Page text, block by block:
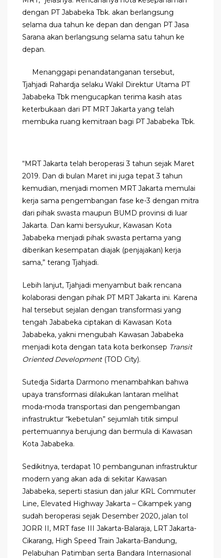
dengan PT Jababeka Tbk. akan berlangsung
selama dua tahun ke depan dan dengan PT Jasa
Sarana akan berlangsung selama satu tahun ke
depan.
Menanggapi penandatanganan tersebut,
Tjahjadi Rahardja selaku Wakil Direktur Utama PT
Jababeka Tbk mengucapkan terima kasih atas
keterbukaan dari PT MRT Jakarta yang telah
membuka ruang kemitraan bagi PT Jababeka Tbk.
“MRT Jakarta telah beroperasi 3 tahun sejak Maret
2019. Dan di bulan Maret ini juga tepat 3 tahun
kemudian, menjadi momen MRT Jakarta memulai
kerja sama pengembangan fase ke-3 dengan mitra
dari pihak swasta maupun BUMD provinsi di luar
Jakarta. Dan kami bersyukur, Kawasan Kota
Jababeka menjadi pihak swasta pertama yang
diberikan kesempatan diajak (penjajakan) kerja
sama,” terang Tjahjadi.
Lebih lanjut, Tjahjadi menyambut baik rencana
kolaborasi dengan pihak PT MRT Jakarta ini. Karena
hal tersebut sejalan dengan transformasi yang
tengah Jababeka ciptakan di Kawasan Kota
Jababeka, yakni mengubah Kawasan Jababeka
menjadi kota dengan tata kota berkonsep Transit
Oriented Development(TOD City).
Sutedja Sidarta Darmono menambahkan bahwa
upaya transformasi dilakukan lantaran melihat
moda-moda transportasi dan pengembangan
infrastruktur “kebetulan” sejumlah titik simpul
pertemuannya berujung dan bermula di Kawasan
Kota Jababeka.
Sedikitnya, terdapat 10 pembangunan infrastruktur
modern yang akan ada di sekitar Kawasan
Jababeka, seperti stasiun dan jalur KRL Commuter
Line, Elevated Highway Jakarta – Cikampek yang
sudah beroperasi sejak Desember 2020, jalan tol
JORR II, MRT fase III Jakarta-Balaraja, LRT Jakarta-
Cikarang, High Speed Train Jakarta-Bandung,
Pelabuhan Patimban serta Bandara Internasional